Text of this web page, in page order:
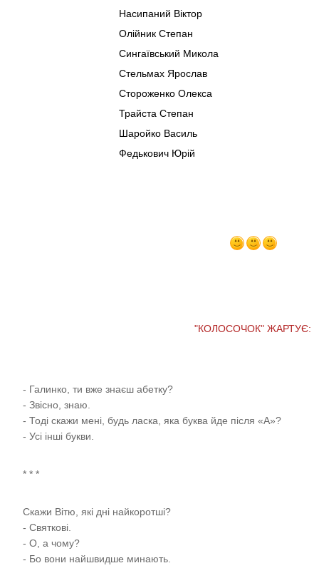
Насипаний Віктор
Олійник Степан
Сингаївський Микола
Стельмах Ярослав
Стороженко Олекса
Трайста Степан
Шаройко Василь
Федькович Юрій
"КОЛОСОЧОК" ЖАРТУЄ:
- Галинко, ти вже знаєш абетку?
- Звісно, знаю.
- Тоді скажи мені, будь ласка, яка буква йде після «А»?
- Усі інші букви.
* * *
Скажи Вітю, які дні найкоротші?
- Святкові.
- О, а чому?
- Бо вони найшвидше минають.